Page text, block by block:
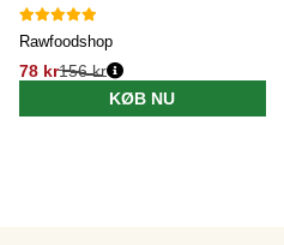
Rawfoodshop
78 kr156 kr
KØB NU